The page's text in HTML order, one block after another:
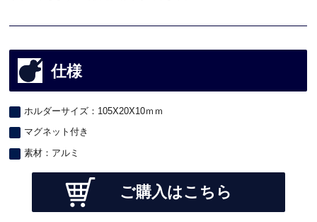
仕様
ホルダーサイズ：105X20X10ｍｍ
マグネット付き
素材：アルミ
ご購入はこちら